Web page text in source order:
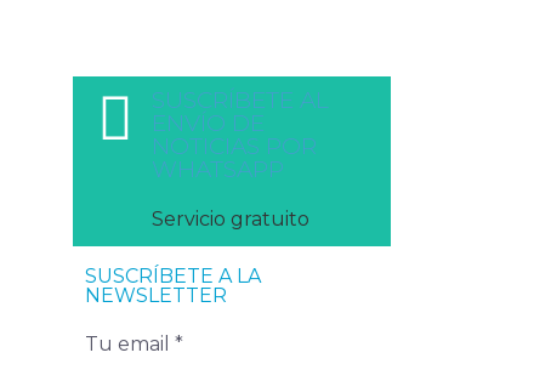
SUSCRÍBETE AL
ENVÍO DE
NOTICIAS POR
WHATSAPP
Servicio gratuito
SUSCRÍBETE A LA
NEWSLETTER
Tu email *